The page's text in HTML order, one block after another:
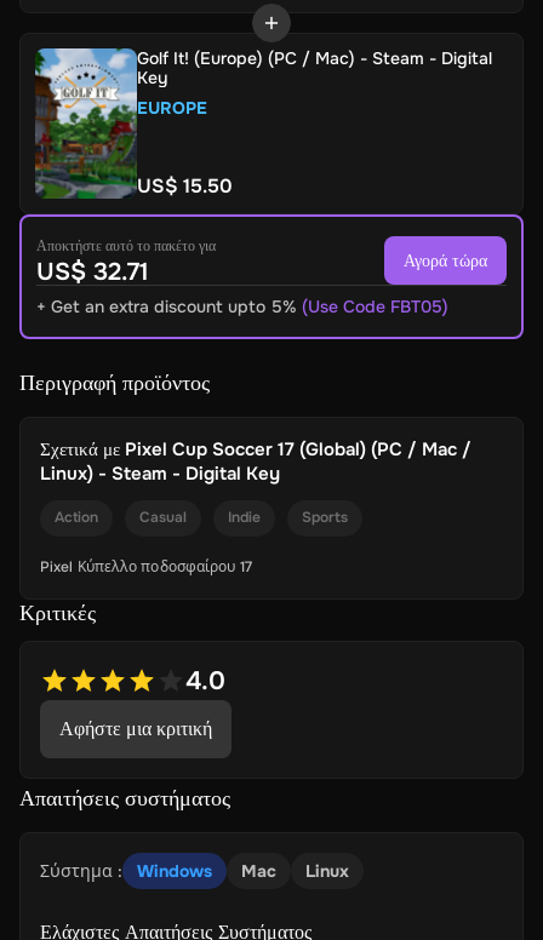
Golf It! (Europe) (PC / Mac) - Steam - Digital
Key
EUROPE
US$ 15.50
Αποκτήστε αυτό το πακέτο για
US$ 32.71 Αγορά τώρα
+ Get an extra discount upto 5% (Use Code FBT05)
Περιγραφή προϊόντος
Σχετικά με Pixel Cup Soccer 17 (Global) (PC / Mac /
Linux) - Steam - Digital Key
Action Casual Indie Sports
Pixel Κύπελλο ποδοσφαίρου 17
Κριτικές
4.0
Αφήστε μια κριτική
Απαιτήσεις συστήματος
Σύστημα : Windows Mac Linux
Ελάχιστες Απαιτήσεις Συστήματος